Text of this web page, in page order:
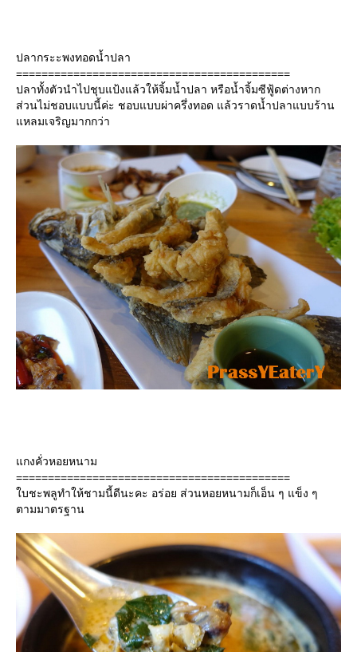
ปลากระะพงทอดน้ำปลา
===========================================
ปลาทั้งตัวนำไปชุบแป้งแล้วให้จิ้มน้ำปลา หรือน้ำจิ้มซีฟู้ดต่างหาก
ส่วนไม่ชอบแบบนี้ค่ะ ชอบแบบผ่าครึ่งทอด แล้วราดน้ำปลาแบบร้าน
หลมเจริญมากกว่า
กงคั่วหอยหนาม
===========================================
บชะพลูทำให้ชามนี้ดีนะคะ อร่อย ส่วนหอยหนามก็เอ็น ๆ แข็ง ๆ
ตามมาตรฐาน